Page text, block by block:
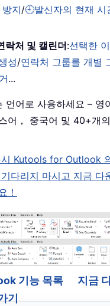
지/🕘발신자의 현재 시
락처 및 캘린더:선택한
성/연락처 그룹를 개별
...
언어로 사용하세요 – 영
어， 중국어 및 40+개
Kutools for Outlook
다리지 마시고 지금 다
！
기능 목록
지금
기